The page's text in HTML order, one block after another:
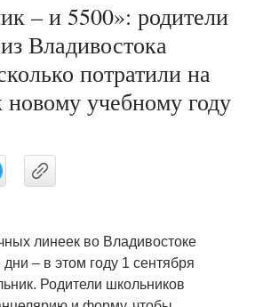
– и 5500»: родители
Владивостока
потратили на
новому учебному году
линеек во Владивостоке
– в этом году 1 сентября
Родители школьников